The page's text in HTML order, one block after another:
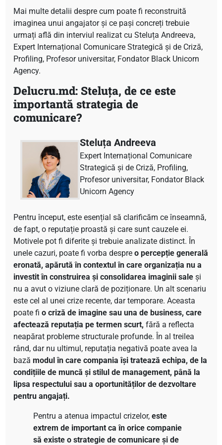
Mai multe detalii despre cum poate fi reconstruită
imaginea unui angajator și ce pași concreți trebuie
urmați află din interviul realizat cu Steluța Andreeva,
Expert Internațional Comunicare Strategică și de Criză,
Profiling, Profesor universitar, Fondator Black Unicorn
Agency.
Delucru.md: Steluța, de ce este
importantă strategia de
comunicare?
Steluța Andreeva
Expert Internațional Comunicare
Strategică și de Criză, Profiling,
Profesor universitar, Fondator Black
Unicorn Agency
Pentru început, este esențial să clarificăm ce înseamnă,
de fapt, o reputație proastă și care sunt cauzele ei.
Motivele pot fi diferite și trebuie analizate distinct. În
unele cazuri, poate fi vorba despre o percepție generală
eronată, apărută în contextul în care organizația nu a
investit în construirea și consolidarea imaginii saleși
nu a avut o viziune clară de poziționare. Un alt scenariu
este cel al unei crize recente, dar temporare. Aceasta
poate fi o criză de imagine sau una de business, care
afectează reputația pe termen scurt, fără a reflecta
neapărat probleme structurale profunde. În al treilea
rând, dar nu ultimul, reputația negativă poate avea la
bază modul în care compania își tratează echipa, de la
condițiile de muncă și stilul de management, până la
lipsa respectului sau a oportunităților de dezvoltare
pentru angajați.
Pentru a atenua impactul crizelor, este
extrem de important ca în orice companie
să existe o strategie de comunicare și de